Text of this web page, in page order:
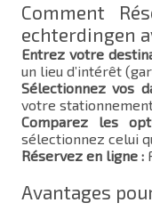
Comment
echterdingen
Entrez votre
un lieu d’intérêt
Sélectionnez vos
votre
Comparez les
sélectionnez celui
Réservez en ligne :
Avantages